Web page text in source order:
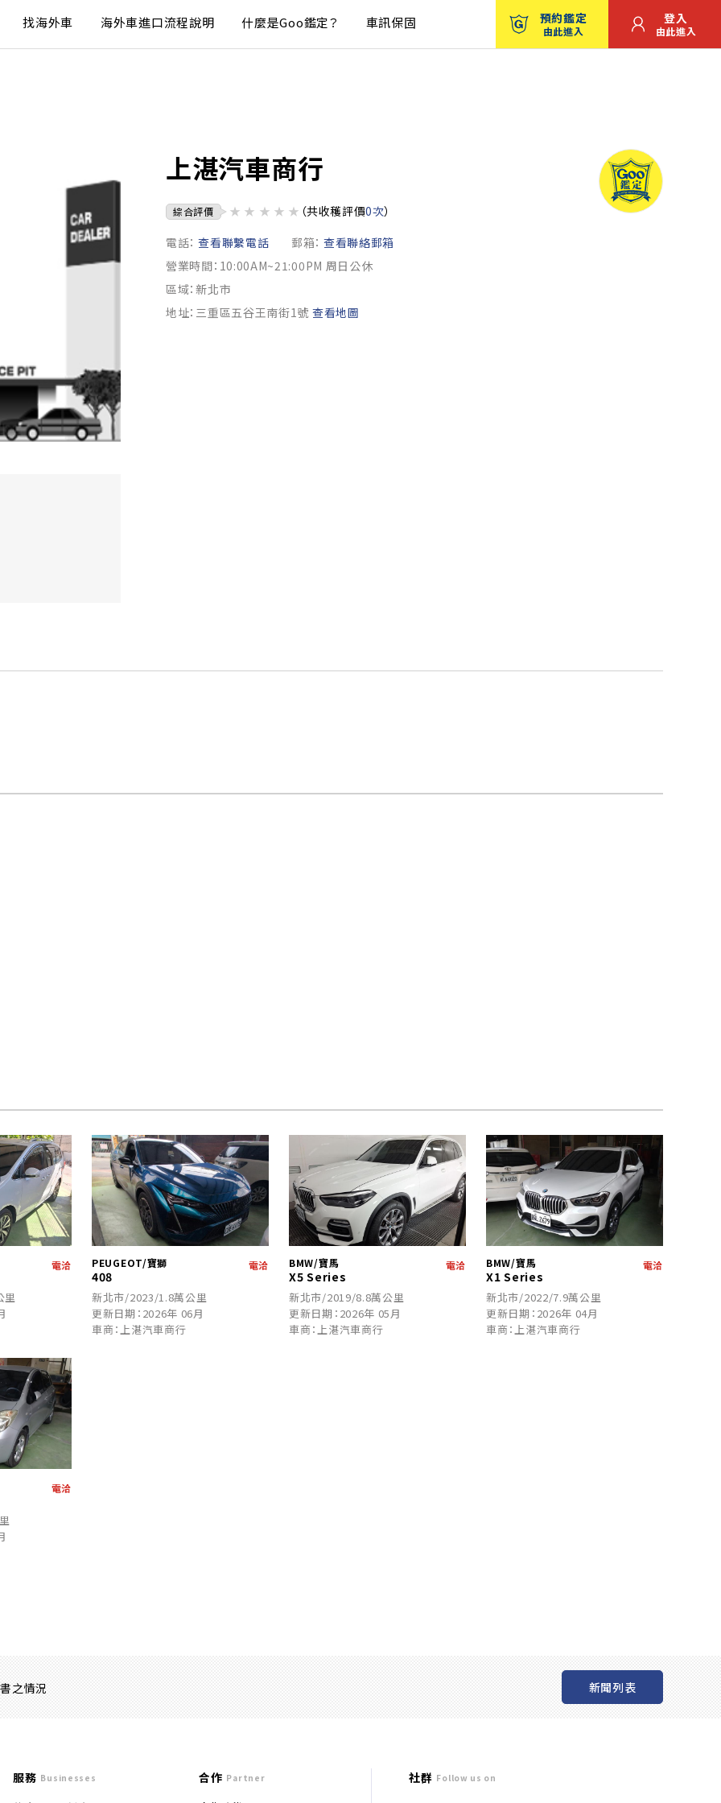
找海外車 海外車進口流程說明 什麼是Goo鑑定？ 車訊保固 預約鑑定
由此進入
登入
由此進入
上湛汽車商行
綜合評價 ★ ★ ★ ★ ★ （共收穫評價0次）
電話： 查看聯繫電話 郵箱： 查看聯絡郵箱
營業時間：10:00AM~21:00PM 周日公休
區域：新北市
地址：三重區五谷王南街1號 查看地圖
電洽
里
PEUGEOT/寶獅
408
電洽
新北市/2023/1.8萬公里
更新日期：2026年 06月
車商：上湛汽車商行
BMW/寶馬
X5 Series
電洽
新北市/2019/8.8萬公里
更新日期：2026年 05月
車商：上湛汽車商行
BMW/寶馬
X1 Series
電洽
新北市/2022/7.9萬公里
更新日期：2026年 04月
車商：上湛汽車商行
電洽
之情況 新聞列表
服務 Businesses 合作 Partner 社群 Follow us on